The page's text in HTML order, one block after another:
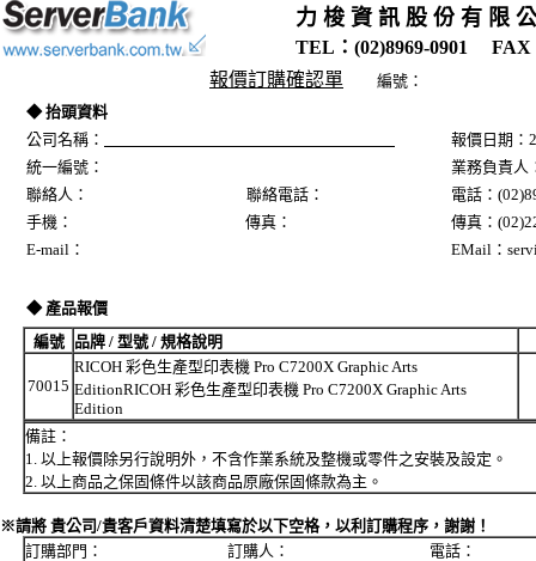
力 梭 資 訊 股 份 有 限
TEL：(02)8969-0901 FAX
報價訂購確認單
編號：
◆ 抬頭資料
公司名稱：
報價日期
統一編號：
業務負責人
聯絡人： 聯絡電話：
電話：
手機： 傳真：
傳真：
E-mail：
EMail：
◆ 產品報價
編號
品牌 / 型號 / 規格說明
70015
RICOH 彩色生產型印表機 Pro C7200X Graphic Arts
EditionRICOH 彩色生產型印表機 Pro C7200X Graphic Arts
Edition
備註：
1. 以上報價除另行說明外，不含作業系統及整機或零件之安裝及設定。
2. 以上商品之保固條件以該商品原廠保固條款為主。
※請將 貴公司/貴客戶資料清楚填寫於以下空格，以利訂購程序，謝謝！
訂購部門： 訂購人： 電話：